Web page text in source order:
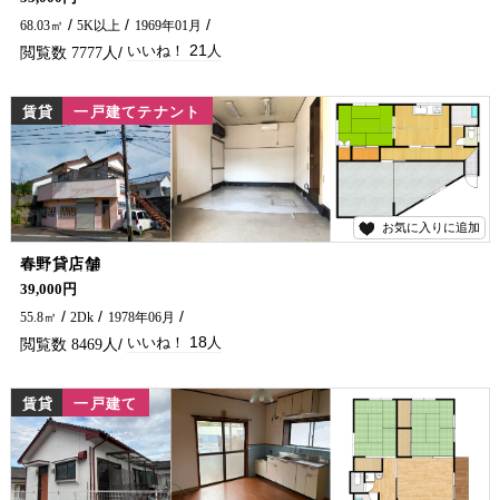
68.03㎡
5K以上 1969年01月
7777 21
お気に入りに追加
18
賃貸 一戸建てテナント
春野貸店舗
学習塾や美容サロン・倉庫などいかがでしょうか！ テナント兼居住OK、もちろん居住用としてもご入居可能です(^^♪
39,000円
55.8㎡
2Dk 1978年06月
8469 18
賃貸 一戸建て